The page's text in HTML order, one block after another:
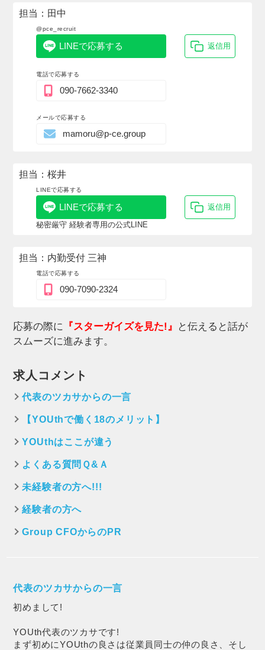
担当：田中
@pce_recruit
LINEで応募する 返信用
電話で応募する
090-7662-3340
メールで応募する
mamoru@p-ce.group
担当：桜井
LINEで応募する
LINEで応募する
返信用
秘密厳守 経験者専用の公式LINE
担当：内勤受付 三神
電話で応募する
090-7090-2324
応募の際に 『スターガイズを見た!』
と伝えると話が
スムーズに進みます。
求人コメント
代表のツカサからの一言
【YOUthで働く18のメリット】
YOUthはここが違う
よくある質問Ｑ&Ａ
未経験者の方へ!!!
経験者の方へ
Group CFOからのPR
代表のツカサからの一言
初めまして!
YOUth代表のツカサです!
まず初めにYOUthの良さは従業員同士の仲の良さ、そし